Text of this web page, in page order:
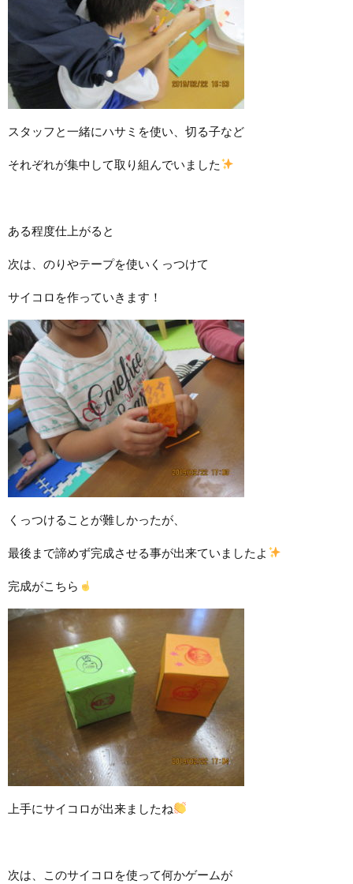
スタッフと一緒にハサミを使い、切る子など
それぞれが集中して取り組んでいました
ある程度仕上がると
次は、のりやテープを使いくっつけて
サイコロを作っていきます！
くっつけることが難しかったが、
最後まで諦めず完成させる事が出来ていましたよ
完成がこちら
上手にサイコロが出来ましたね
次は、このサイコロを使って何かゲームが